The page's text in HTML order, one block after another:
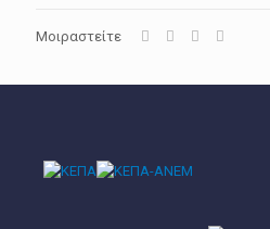
Μοιραστείτε